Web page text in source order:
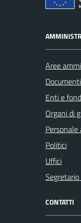
Aree
Enti e
Organi di
Politici
Uffici
CONTATTI